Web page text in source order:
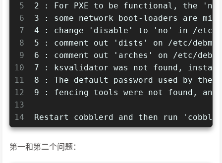
5
6
7
8
9
10
11
12
13
14
2 : For PXE to be functional, the
3 : some network boot-loaders are
4 : change 'disable' to 'no' in /etc/
5 : comment out 'dists' on /etc/
6 : comment out 'arches' on /etc/
7 : ksvalidator was not found,
8 : The default password used by
9 : fencing tools were not found, and
Restart cobblerd and then run
第一和第二个问题：